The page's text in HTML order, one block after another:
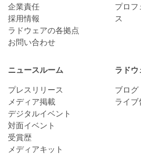
企業責任
採用情報
ラドウェアの各拠点
お問い合わせ
プロフ
ス
ニュースルーム
プレスリリース
メディア掲載
デジタルイベント
対面イベント
受賞歴
メディアキット
ラドウ
ブログ
ライブ